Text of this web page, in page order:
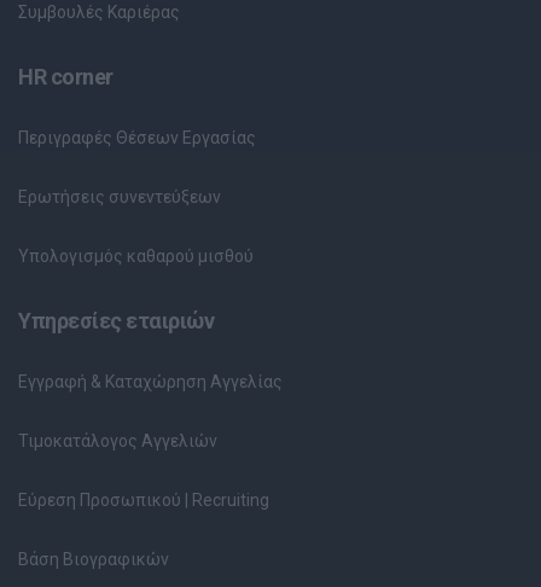
Συμβουλές Καριέρας
HR corner
Περιγραφές Θέσεων Εργασίας
Ερωτήσεις συνεντεύξεων
Υπολογισμός καθαρού μισθού
Υπηρεσίες εταιριών
Εγγραφή & Καταχώρηση Αγγελίας
Τιμοκατάλογος Αγγελιών
Εύρεση Προσωπικού | Recruiting
Βάση Βιογραφικών